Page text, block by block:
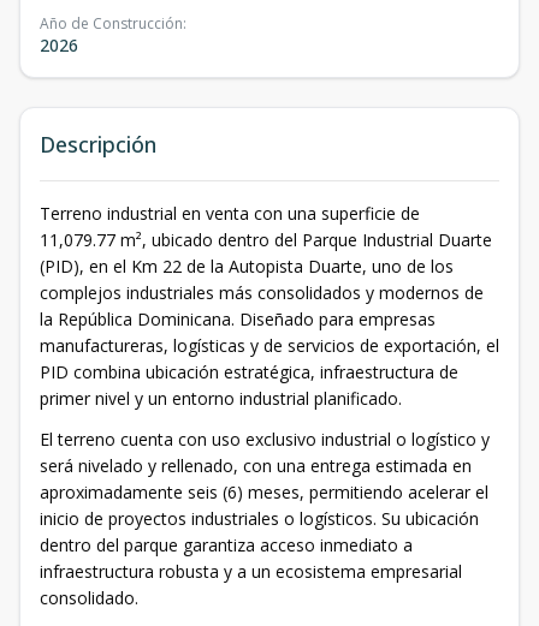
Año de Construcción:
2026
Descripción
Terreno industrial en venta con una superficie de
11,079.77 m², ubicado dentro del Parque Industrial Duarte
(PID), en el Km 22 de la Autopista Duarte, uno de los
complejos industriales más consolidados y modernos de
la República Dominicana. Diseñado para empresas
manufactureras, logísticas y de servicios de exportación, el
PID combina ubicación estratégica, infraestructura de
primer nivel y un entorno industrial planificado.
El terreno cuenta con uso exclusivo industrial o logístico y
será nivelado y rellenado, con una entrega estimada en
aproximadamente seis (6) meses, permitiendo acelerar el
inicio de proyectos industriales o logísticos. Su ubicación
dentro del parque garantiza acceso inmediato a
infraestructura robusta y a un ecosistema empresarial
consolidado.